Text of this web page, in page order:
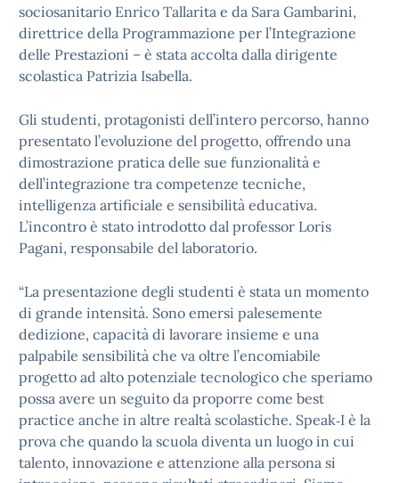
sociosanitario Enrico Tallarita e da Sara Gambarini,
direttrice della Programmazione per l’Integrazione
delle Prestazioni – è stata accolta dalla dirigente
scolastica Patrizia Isabella.
Gli studenti, protagonisti dell’intero percorso, hanno
presentato l’evoluzione del progetto, offrendo una
dimostrazione pratica delle sue funzionalità e
dell’integrazione tra competenze tecniche,
intelligenza artificiale e sensibilità educativa.
L’incontro è stato introdotto dal professor Loris
Pagani, responsabile del laboratorio.
“La presentazione degli studenti è stata un momento
di grande intensità. Sono emersi palesemente
dedizione, capacità di lavorare insieme e una
palpabile sensibilità che va oltre l’encomiabile
progetto ad alto potenziale tecnologico che speriamo
possa avere un seguito da proporre come best
practice anche in altre realtà scolastiche. Speak‑I è la
prova che quando la scuola diventa un luogo in cui
talento, innovazione e attenzione alla persona si